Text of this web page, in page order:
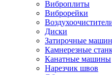
Виброплиты
Виброрейки
Диски
Затирочные
Камнерезные
Канатные машины
Нарезчик швов